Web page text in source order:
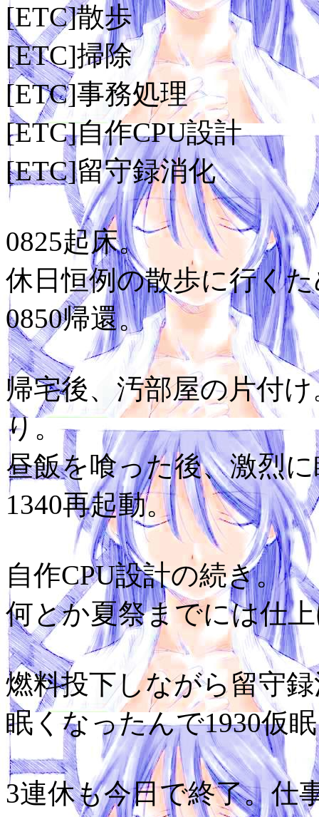
[ETC]散歩
[ETC]掃除
[ETC]事務処理
[ETC]自作CPU設計
[ETC]留守録消化
0825起床。
休日恒例の散歩に行く
0850帰還。
帰宅後、汚部屋の片付
り。
昼飯を喰った後、激烈
1340再起動。
自作CPU設計の続き。
何とか夏祭までには仕
燃料投下しながら留守
眠くなったんで1930仮
3連休も今日で終了。仕